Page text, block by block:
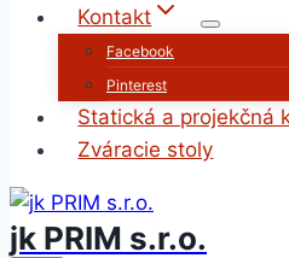
Kontakt
Facebook
Pinterest
Statická a projekčná
Zváracie stoly
jk PRIM s.r.o.